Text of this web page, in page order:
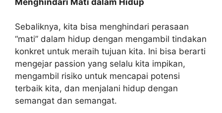
Sebaliknya, kita bisa menghindari perasaan
“mati” dalam hidup dengan mengambil tindakan
konkret untuk meraih tujuan kita. Ini bisa berarti
mengejar passion yang selalu kita impikan,
mengambil risiko untuk mencapai potensi
terbaik kita, dan menjalani hidup dengan
semangat dan semangat.